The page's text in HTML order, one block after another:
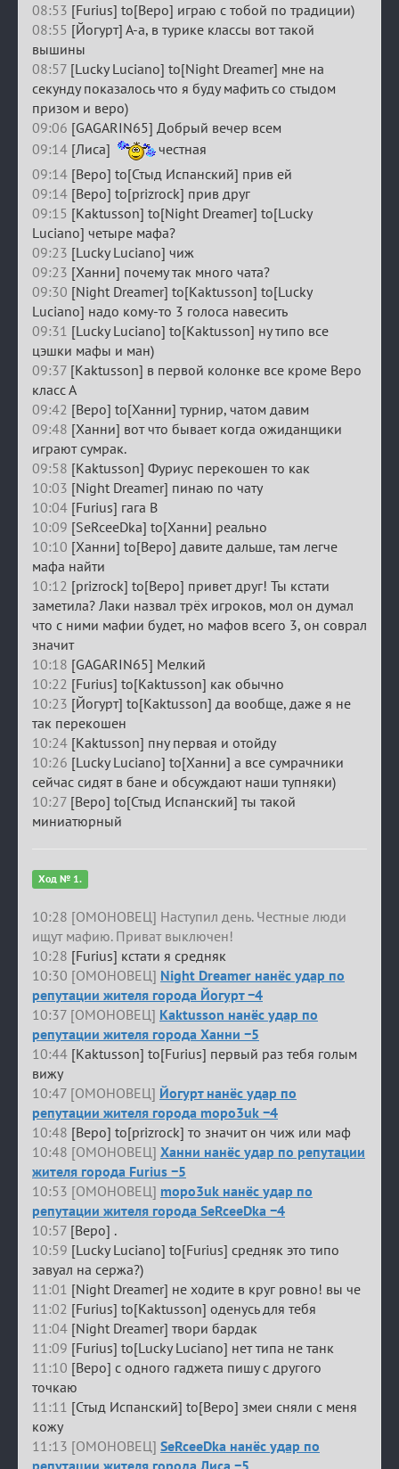
08:53 [Furius] to[Веро] играю с тобой по традиции)
08:55 [Йогурт] А-а, в турике классы вот такой
вышины
08:57 [Lucky Luciano] to[Night Dreamer] мне на
секунду показалось что я буду мафить со стыдом
призом и веро)
09:06 [GAGARIN65] Добрый вечер всем
09:14 [Лиса]
честная
09:14 [Веро] to[Стыд Испанский] прив ей
09:14 [Веро] to[prizrock] прив друг
09:15 [Kaktusson] to[Night Dreamer] to[Lucky
Luciano] четыре мафа?
09:23 [Lucky Luciano] чиж
09:23 [Ханни] почему так много чата?
09:30 [Night Dreamer] to[Kaktusson] to[Lucky
Luciano] надо кому-то 3 голоса навесить
09:31 [Lucky Luciano] to[Kaktusson] ну типо все
цэшки мафы и ман)
09:37 [Kaktusson] в первой колонке все кроме Веро
класс А
09:42 [Веро] to[Ханни] турнир, чатом давим
09:48 [Ханни] вот что бывает когда ожиданщики
играют сумрак.
09:58 [Kaktusson] Фуриус перекошен то как
10:03 [Night Dreamer] пинаю по чату
10:04 [Furius] гага В
10:09 [SeRceeDka] to[Ханни] реально
10:10 [Ханни] to[Веро] давите дальше, там легче
мафа найти
10:12 [prizrock] to[Веро] привет друг! Ты кстати
заметила? Лаки назвал трёх игроков, мол он думал
что с ними мафии будет, но мафов всего 3, он соврал
значит
10:18 [GAGARIN65] Мелкий
10:22 [Furius] to[Kaktusson] как обычно
10:23 [Йогурт] to[Kaktusson] да вообще, даже я не
так перекошен
10:24 [Kaktusson] пну первая и отойду
10:26 [Lucky Luciano] to[Ханни] а все сумрачники
сейчас сидят в бане и обсуждают наши тупняки)
10:27 [Веро] to[Стыд Испанский] ты такой
миниатюрный
Ход № 1.
10:28 [ОМОНОВЕЦ] Наступил день. Честные люди
ищут мафию. Приват выключен!
10:28 [Furius] кстати я средняк
10:30 [ОМОНОВЕЦ] Night Dreamer нанёс удар по
репутации жителя города Йогурт −4
10:37 [ОМОНОВЕЦ] Kaktusson нанёс удар по
репутации жителя города Ханни −5
10:44 [Kaktusson] to[Furius] первый раз тебя голым
вижу
10:47 [ОМОНОВЕЦ] Йогурт нанёс удар по
репутации жителя города mopo3uk −4
10:48 [Веро] to[prizrock] то значит он чиж или маф
10:48 [ОМОНОВЕЦ] Ханни нанёс удар по репутации
жителя города Furius −5
10:53 [ОМОНОВЕЦ] mopo3uk нанёс удар по
репутации жителя города SeRceeDka −4
10:57 [Веро] .
10:59 [Lucky Luciano] to[Furius] средняк это типо
завуал на сержа?)
11:01 [Night Dreamer] не ходите в круг ровно! вы че
11:02 [Furius] to[Kaktusson] оденусь для тебя
11:04 [Night Dreamer] твори бардак
11:09 [Furius] to[Lucky Luciano] нет типа не танк
11:10 [Веро] с одного гаджета пишу с другого
точкаю
11:11 [Стыд Испанский] to[Веро] змеи сняли с меня
кожу
11:13 [ОМОНОВЕЦ] SeRceeDka нанёс удар по
репутации жителя города Лиса −5